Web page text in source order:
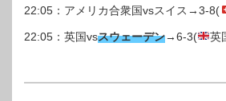
22:05：アメリカ合衆国vsスイス→3-8(
22:05：英国vsスウェーデン→6-3( 英